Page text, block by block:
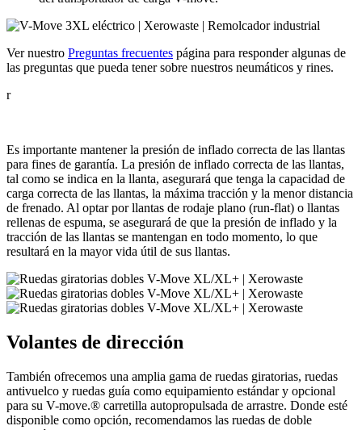
Ver nuestro Preguntas frecuentes página para responder algunas de
las preguntas que pueda tener sobre nuestros neumáticos y rines.
r
Es importante mantener la presión de inflado correcta de las llantas
para fines de garantía. La presión de inflado correcta de las llantas,
tal como se indica en la llanta, asegurará que tenga la capacidad de
carga correcta de las llantas, la máxima tracción y la menor distancia
de frenado. Al optar por llantas de rodaje plano (run-flat) o llantas
rellenas de espuma, se asegurará de que la presión de inflado y la
tracción de las llantas se mantengan en todo momento, lo que
resultará en la mayor vida útil de sus llantas.
Volantes de dirección
También ofrecemos una amplia gama de ruedas giratorias, ruedas
antivuelco y ruedas guía como equipamiento estándar y opcional
para su V-move.® carretilla autopropulsada de arrastre. Donde esté
disponible como opción, recomendamos las ruedas de doble